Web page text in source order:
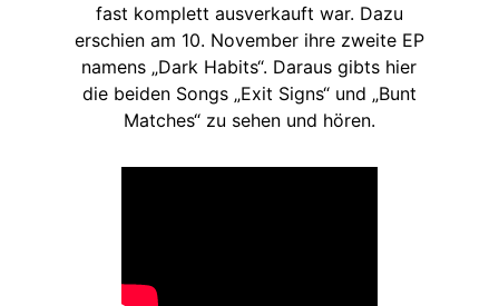
fast komplett ausverkauft war. Dazu
erschien am 10. November ihre zweite EP
namens „Dark Habits“. Daraus gibts hier
die beiden Songs „Exit Signs“ und „Bunt
Matches“ zu sehen und hören.